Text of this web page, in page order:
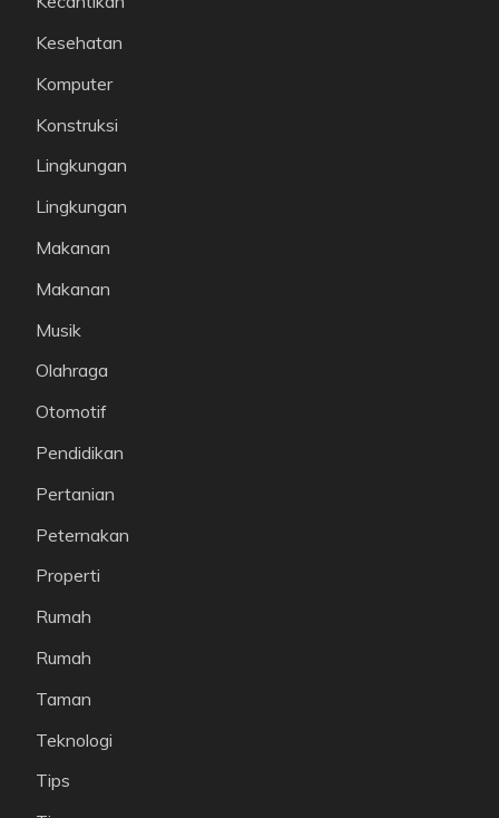
Kesehatan
Komputer
Konstruksi
Lingkungan
Lingkungan
Makanan
Makanan
Musik
Olahraga
Otomotif
Pendidikan
Pertanian
Peternakan
Properti
Rumah
Rumah
Taman
Teknologi
Tips